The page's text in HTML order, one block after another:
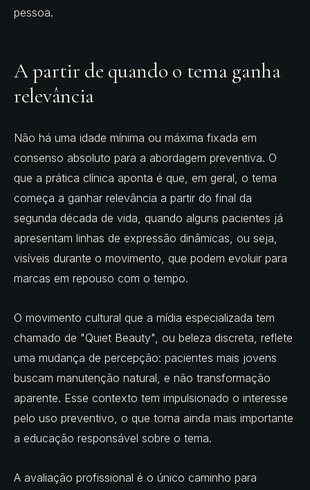
pessoa.
A partir de quando o tema ganha
relevância
Não há uma idade mínima ou máxima fixada em
consenso absoluto para a abordagem preventiva. O
que a prática clínica aponta é que, em geral, o tema
começa a ganhar relevância a partir do final da
segunda década de vida, quando alguns pacientes já
apresentam linhas de expressão dinâmicas, ou seja,
visíveis durante o movimento, que podem evoluir para
marcas em repouso com o tempo.
O movimento cultural que a mídia especializada tem
chamado de "Quiet Beauty", ou beleza discreta, reflete
uma mudança de percepção: pacientes mais jovens
buscam manutenção natural, e não transformação
aparente. Esse contexto tem impulsionado o interesse
pelo uso preventivo, o que torna ainda mais importante
a educação responsável sobre o tema.
A avaliação profissional é o único caminho para